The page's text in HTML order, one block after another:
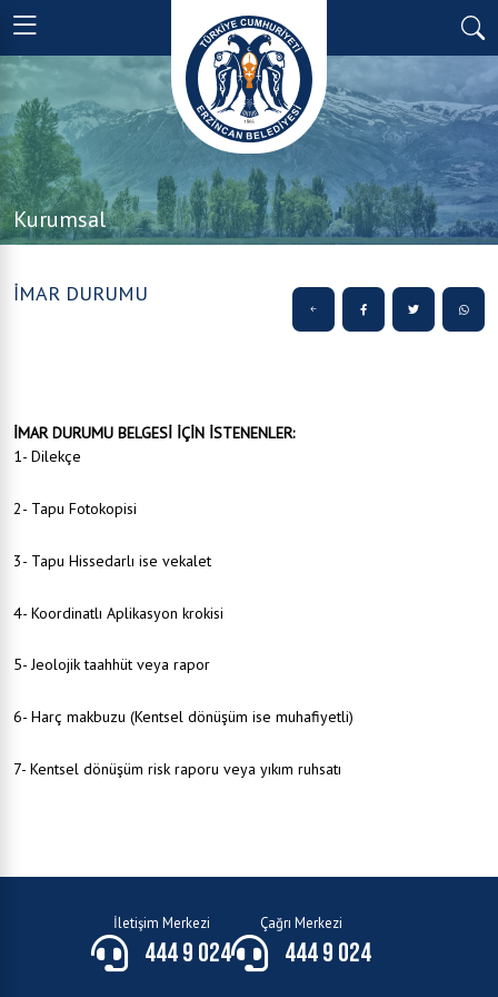
Kurumsal
İMAR DURUMU
İMAR DURUMU BELGESİ İÇİN İSTENENLER:
1- Dilekçe
2- Tapu Fotokopisi
3- Tapu Hissedarlı ise vekalet
4- Koordinatlı Aplikasyon krokisi
5- Jeolojik taahhüt veya rapor
6- Harç makbuzu (Kentsel dönüşüm ise muhafiyetli)
7- Kentsel dönüşüm risk raporu veya yıkım ruhsatı
İletişim Merkezi
444 9 024
Çağrı Merkezi
444 9 024